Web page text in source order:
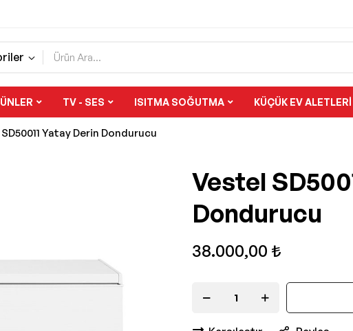
TV - SES ISITMA SOĞUTMA KÜÇÜK EV ALETLERI
Yatay Derin Dondurucu
Vestel
Dondurucu
38.000,00 ₺